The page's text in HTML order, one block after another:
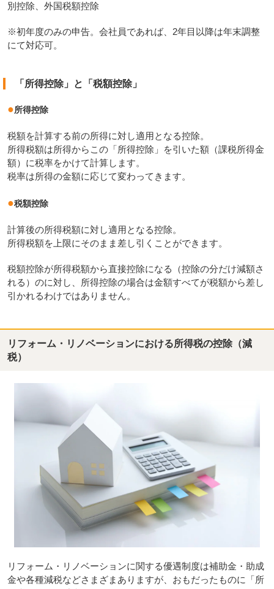
別控除、外国税額控除
※初年度のみの申告。会社員であれば、2年目以降は年末調整
にて対応可。
「所得控除」と「税額控除」
●所得控除
税額を計算する前の所得に対し適用となる控除。
所得税額は所得からこの「所得控除」を引いた額（課税所得金
額）に税率をかけて計算します。
税率は所得の金額に応じて変わってきます。
●税額控除
計算後の所得税額に対し適用となる控除。
所得税額を上限にそのまま差し引くことができます。
税額控除が所得税額から直接控除になる（控除の分だけ減額さ
れる）のに対し、所得控除の場合は金額すべてが税額から差し
引かれるわけではありません。
リフォーム・リノベーションにおける所得税の控除（減
税）
リフォーム・リノベーションに関する優遇制度は補助金・助成
金や各種減税などさまざまありますが、おもだったものに「所